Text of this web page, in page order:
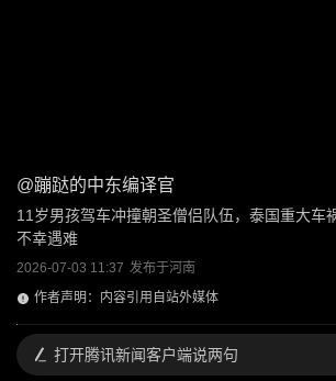
@蹦跶的中东编译官
11岁男孩驾车冲撞朝圣僧侣队伍，泰国重大车
不幸遇难
2026-07-03 11:37 发布于河南
作者声明：内容引用自站外媒体
打开腾讯新闻客户端说两句